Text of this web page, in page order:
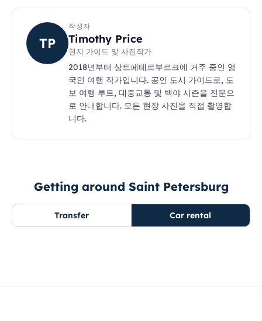
TP
작성자
Timothy Price
현지 가이드 및 사진작가
2018년부터 상트페테르부르크에 거주 중인 영
국인 여행 작가입니다. 공인 도시 가이드로, 도
보 여행 루트, 대중교통 및 백야 시즌을 전문으
로 안내합니다. 모든 현장 사진을 직접 촬영합
니다.
Getting around Saint Petersburg
Transfer Car rental